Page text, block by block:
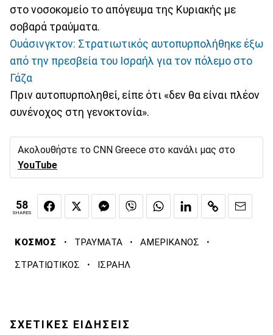
στο νοσοκομείο το απόγευμα της Κυριακής με
σοβαρά τραύματα.
Ουάσινγκτον: Στρατιωτικός αυτοπυρπολήθηκε έξω
από την πρεσβεία του Ισραήλ για τον πόλεμο στο
Γάζα
Πριν αυτοπυρποληθεί, είπε ότι «δεν θα είναι πλέον
συνένοχος στη γενοκτονία».
Ακολουθήστε το CNN Greece στο κανάλι μας στο
YouTube
58
SHARES
ΚΟΣΜΟΣ · ΤΡΑΥΜΑΤΑ · ΑΜΕΡΙΚΑΝΟΣ ·
ΣΤΡΑΤΙΩΤΙΚΟΣ · ΙΣΡΑΗΛ
ΣΧΕΤΙΚΕΣ ΕΙΔΗΣΕΙΣ